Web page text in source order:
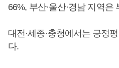
66%, 부산·울산·경남 지역
대전·세종·충청에서는 긍정
다.